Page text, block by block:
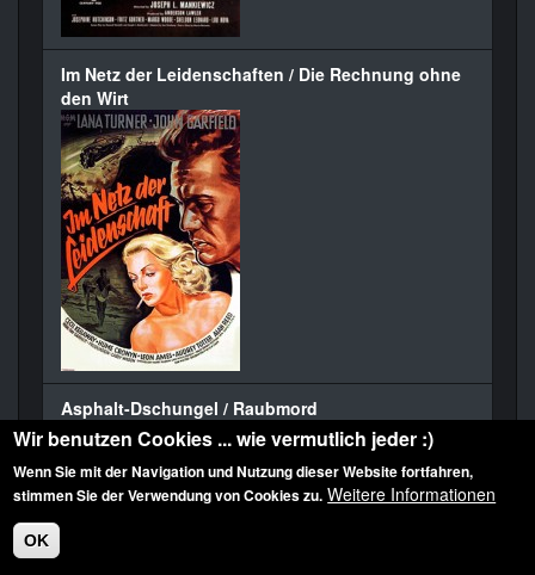
Im Netz der Leidenschaften / Die Rechnung ohne
den Wirt
Asphalt-Dschungel / Raubmord
Wir benutzen Cookies ... wie vermutlich jeder :)
Wenn Sie mit der Navigation und Nutzung dieser Website fortfahren,
stimmen Sie der Verwendung von Cookies zu. Weitere Informationen
OK